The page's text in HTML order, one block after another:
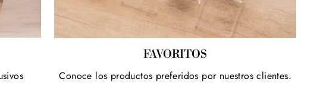
FAVORITOS
Conoce los productos preferidos por nuestros clientes.